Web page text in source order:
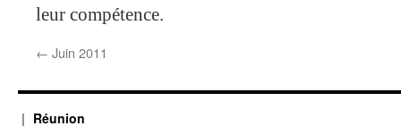
leur compétence.
← Juin 2011
Réunion